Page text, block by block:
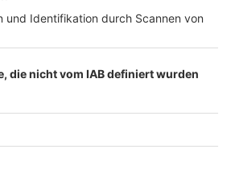
Datenschutz Impressum